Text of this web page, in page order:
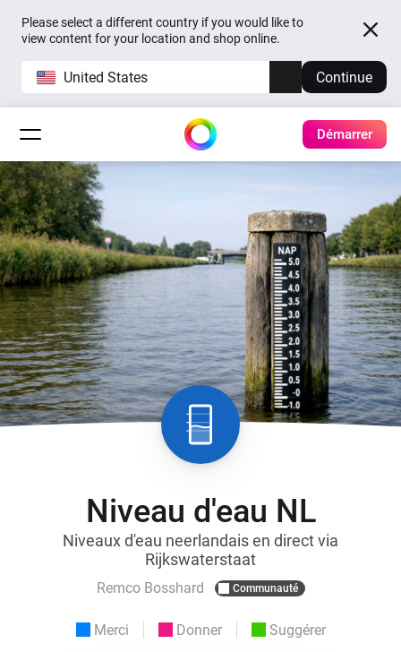
Please select a different country if you would like to
view content for your location and shop online.
United States Continue
Démarrer
Niveau d'eau NL
Niveaux d'eau neerlandais en direct via
Rijkswaterstaat
Remco Bosshard Communauté
Merci Donner Suggérer